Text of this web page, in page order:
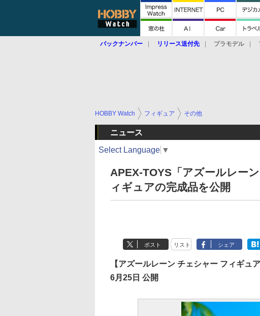
バックナンバー リリース送付先 プラモデル
HOBBY Watch フィギュア その他
ニュース
Select Language ▼
APEX-TOYS「アズールレー
ィギュアの完成品を公開
ポスト リスト シェア
【アズールレーン チェシャー フィギュア
6月25日 公開